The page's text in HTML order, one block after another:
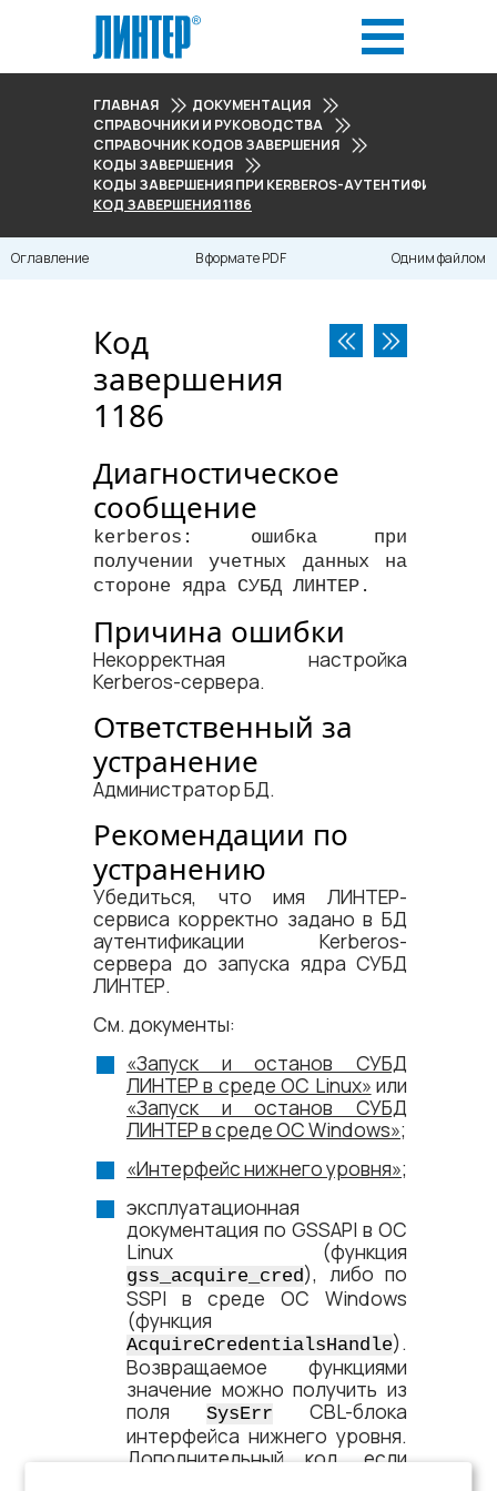
ГЛАВНАЯ
ДОКУМЕНТАЦИЯ
СПРАВОЧНИКИ И РУКОВОДСТВА
СПРАВОЧНИК КОДОВ ЗАВЕРШЕНИЯ
КОДЫ ЗАВЕРШЕНИЯ
КОДЫ ЗАВЕРШЕНИЯ ПРИ KERBEROS-АУТЕНТИФИКАЦИИ
КОД ЗАВЕРШЕНИЯ 1186
Оглавление В формате PDF Одним файлом
Код
завершения
1186
Диагностическое
сообщение
kerberos: ошибка при
получении учетных данных на
стороне ядра СУБД ЛИНТЕР.
Причина ошибки
Некорректная настройка
Kerberos-сервера.
Ответственный за
устранение
Администратор БД.
Рекомендации по
устранению
Убедиться, что имя ЛИНТЕР-
сервиса корректно задано в БД
аутентификации Kerberos-
сервера до запуска ядра СУБД
ЛИНТЕР.
См. документы:
«Запуск и останов СУБД
ЛИНТЕР в среде ОС Linux» или
«Запуск и останов СУБД
ЛИНТЕР в среде ОС Windows»;
«Интерфейс нижнего уровня»;
эксплуатационная
документация по GSSAPI в ОС
Linux (функция
gss_acquire_cred), либо по
SSPI в среде ОС Windows
(функция
AcquireCredentialsHandle).
Возвращаемое функциями
значение можно получить из
поля
SysErr
CBL-блока
интерфейса нижнего уровня.
Дополнительный код, если